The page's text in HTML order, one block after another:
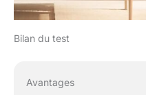
Bilan du test
Avantages